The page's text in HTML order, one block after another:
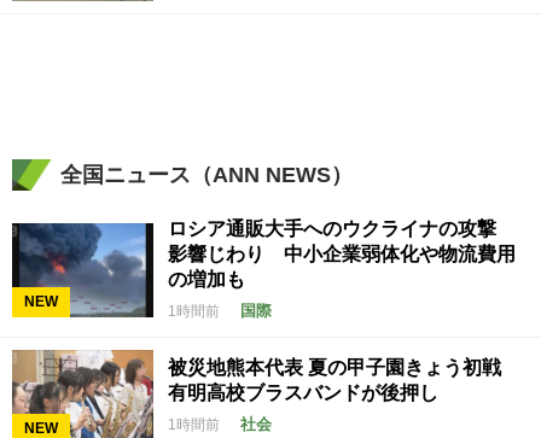
全国ニュース（ANN NEWS）
NEW
ロシア通販大手へのウクライナの攻撃
影響じわり 中小企業弱体化や物流費用
の増加も
1時間前 国際
NEW
被災地熊本代表 夏の甲子園きょう初戦
有明高校ブラスバンドが後押し
1時間前 社会